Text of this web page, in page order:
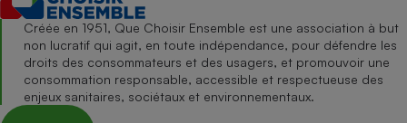
Créée en 1951, Que Choisir Ensemble est une association à but
non lucratif qui agit, en toute indépendance, pour défendre les
droits des consommateurs et des usagers, et promouvoir une
consommation responsable, accessible et respectueuse des
enjeux sanitaires, sociétaux et environnementaux.